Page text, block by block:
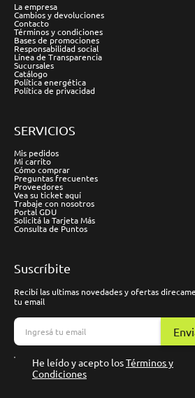
La empresa
Cambios y devoluciones
Contacto
Términos y condiciones
Bases de promociones
Responsabilidad social
Línea de Transparencia
Sucursales
Catálogo
Política energética
Política de privacidad
SERVICIOS
Mis pedidos
Mi carrito
Cómo comprar
Preguntas frecuentes
Proveedores
Vea su ticket aquí
Trabaje con nosotros
Portal GDU
Solicitá la Tarjeta Más
Consulta de Puntos
Suscríbite
Recibí las ultimas novedades y ofertas
tu email
He leído y acepto losTérminos y
Condiciones